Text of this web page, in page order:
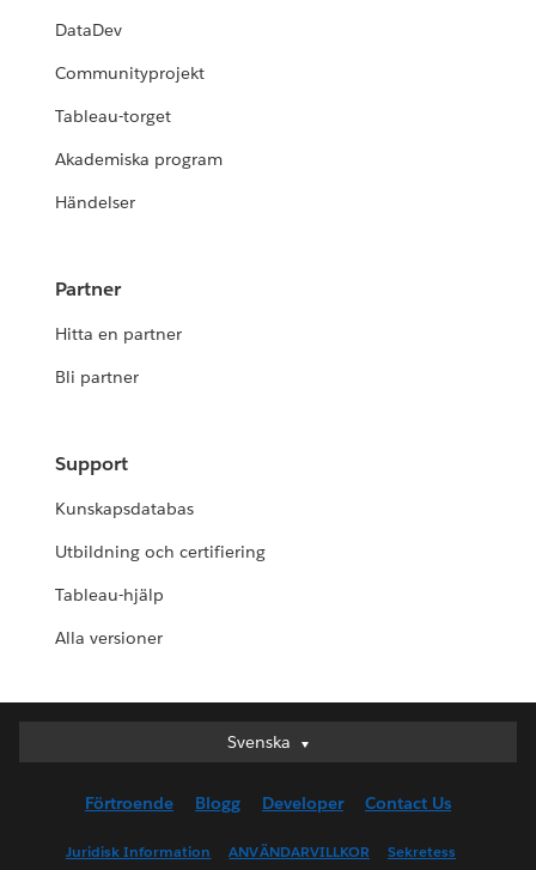
DataDev
Communityprojekt
Tableau-torget
Akademiska program
Händelser
Partner
Hitta en partner
Bli partner
Support
Kunskapsdatabas
Utbildning och certifiering
Tableau-hjälp
Alla versioner
Svenska
Svenska
English (UK)
English (US)
Förtroende Blogg Developer Contact Us
Juridisk Information ANVÄNDARVILLKOR Sekretess